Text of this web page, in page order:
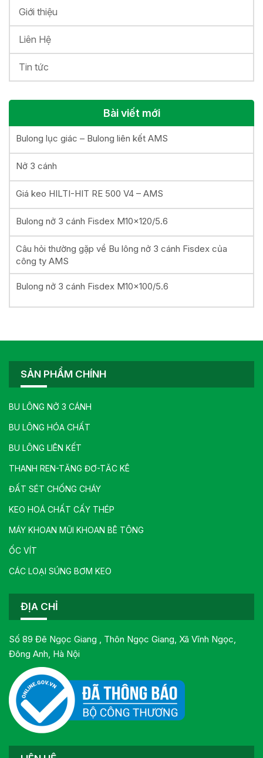
Giới thiệu
Liên Hệ
Tin tức
Bài viết mới
Bulong lục giác – Bulong liên kết AMS
Nở 3 cánh
Giá keo HILTI-HIT RE 500 V4 – AMS
Bulong nở 3 cánh Fisdex M10x120/5.6
Câu hỏi thường gặp về Bu lông nở 3 cánh Fisdex của
công ty AMS
Bulong nở 3 cánh Fisdex M10x100/5.6
SẢN PHẨM CHÍNH
BU LÔNG NỞ 3 CÁNH
BU LÔNG HÓA CHẤT
BU LÔNG LIÊN KẾT
THANH REN-TĂNG ĐƠ-TĂC KÊ
ĐẤT SÉT CHỐNG CHÁY
KEO HOÁ CHẤT CẤY THÉP
MÁY KHOAN MŨI KHOAN BÊ TÔNG
ỐC VÍT
CÁC LOẠI SÚNG BƠM KEO
ĐỊA CHỈ
Số 89 Đê Ngọc Giang , Thôn Ngọc Giang, Xã Vĩnh Ngọc,
Đông Anh, Hà Nội